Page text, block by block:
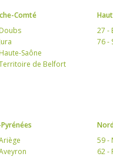
Comté
Saône
de Belfort
27 -
76 -
59 -
62 -